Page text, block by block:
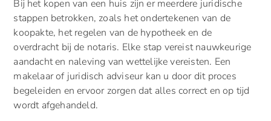
Bij het kopen van een huis zijn er meerdere juridische
stappen betrokken, zoals het ondertekenen van de
koopakte, het regelen van de hypotheek en de
overdracht bij de notaris. Elke stap vereist nauwkeurige
aandacht en naleving van wettelijke vereisten. Een
makelaar of juridisch adviseur kan u door dit proces
begeleiden en ervoor zorgen dat alles correct en op tijd
wordt afgehandeld.